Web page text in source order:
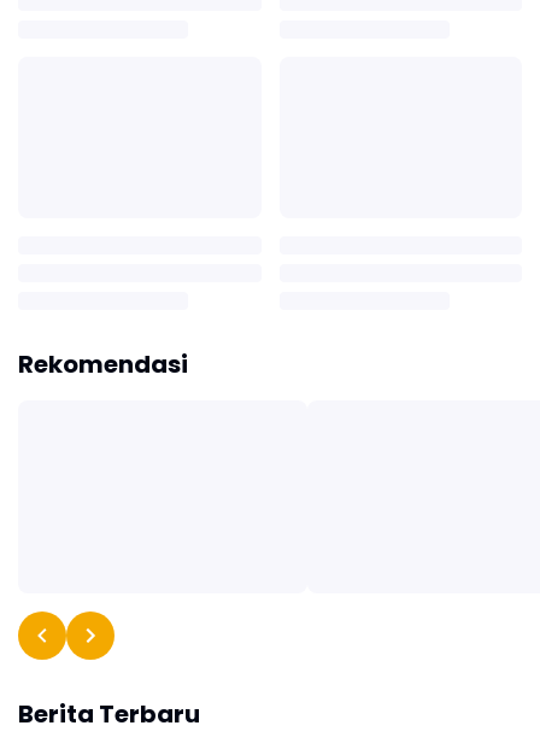
Rekomendasi
Berita Terbaru